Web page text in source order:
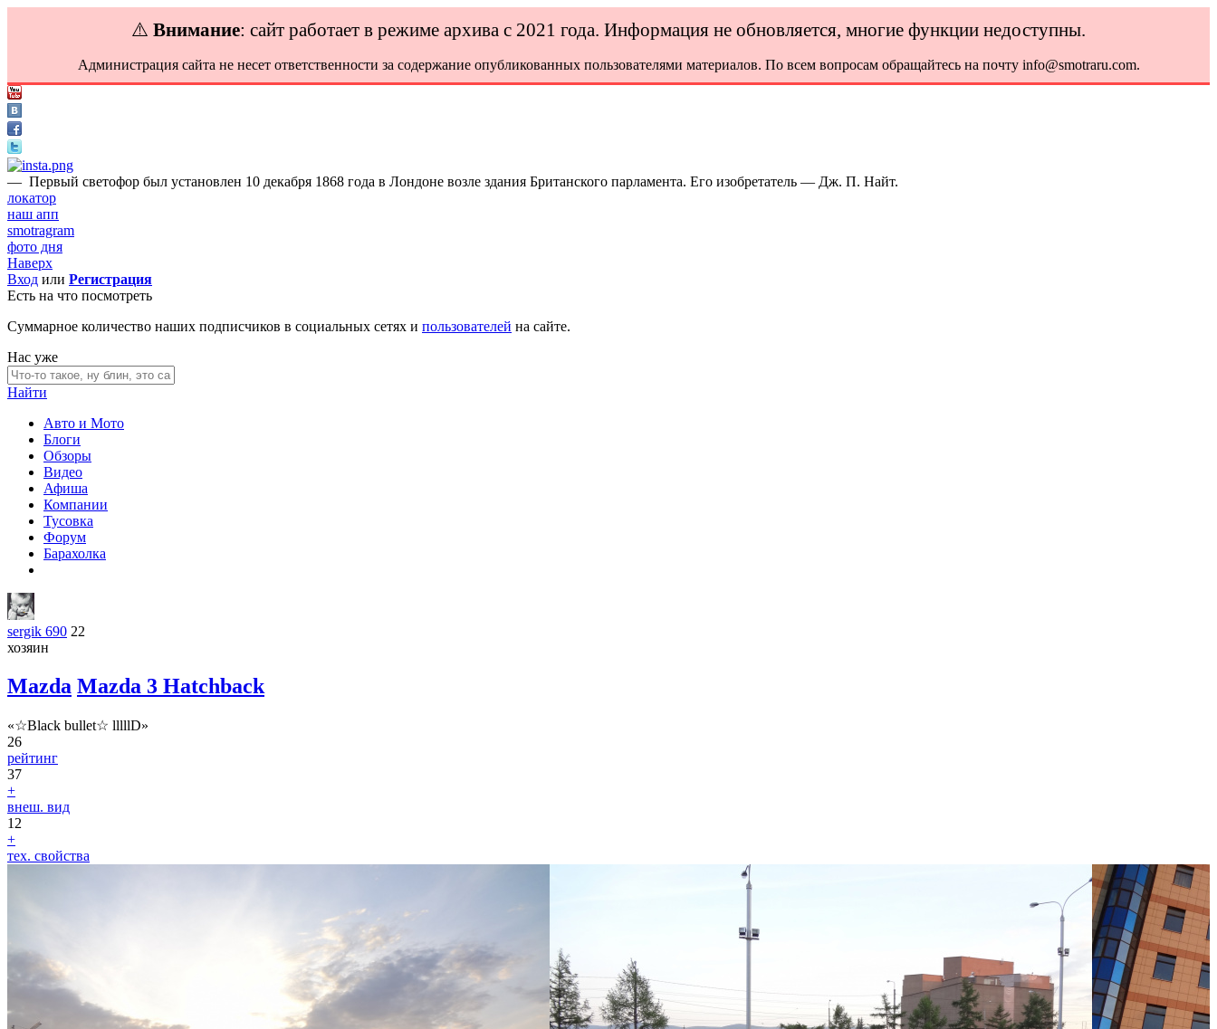
⚠️ Внимание: сайт работает в режиме архива с 2021 года. Информация не обновляется, многие функции недоступны.
Администрация сайта не несет ответственности за содержание опубликованных пользователями материалов. По всем вопросам обращайтесь на почту info@smotraru.com.
— Первый светофор был установлен 10 декабря 1868 года в Лондоне возле здания Британского парламента. Его изобретатель — Дж. П. Найт.
локатор
наш апп
smotragram
фото дня
Наверх
Вход или Регистрация
Есть на что посмотреть
Суммарное количество наших подписчиков в социальных сетях и пользователей на сайте.
Нас уже
Найти
Авто и Мото
Блоги
Обзоры
Видео
Афиша
Компании
Тусовка
Форум
Барахолка
sergik 690 22
хозяин
Mazda Mazda 3 Hatchback
«☆Black bullet☆ lllllD»
26
рейтинг
37
+
внеш. вид
12
+
тех. свойства